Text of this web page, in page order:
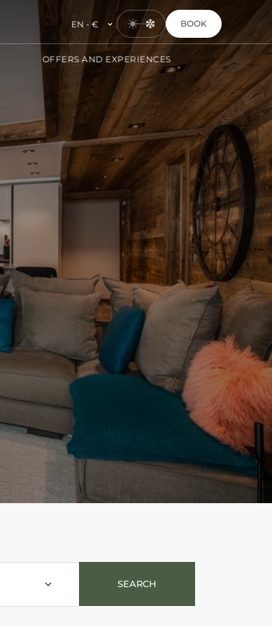
EN - € BOOK
OFFERS AND EXPERIENCES
SEARCH